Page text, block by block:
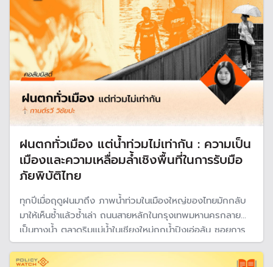
ฝนตกทั่วเมือง แต่น้ำท่วมไม่เท่ากัน : ความเป็น
เมืองและความเหลื่อมล้ำเชิงพื้นที่ในการรับมือ
ภัยพิบัติไทย
ทุกปีเมื่อฤดูฝนมาถึง ภาพน้ำท่วมในเมืองใหญ่ของไทยมักกลับ
มาให้เห็นซ้ำแล้วซ้ำเล่า ถนนสายหลักในกรุงเทพมหานครกลาย
เป็นทางน้ำ ตลาดริมแม่น้ำในเชียงใหม่ถูกน้ำปิงเอ่อล้น ซอยการ
ค้าในหาดใหญ่จมอยู่ใต้น้ำ และถนนเลียบชายหาดพัทยาเต็มไป
ด้วยขยะที่กระแสน้ำพัดพามา